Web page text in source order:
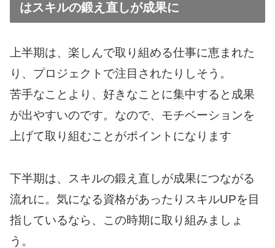
はスキルの鍛え直しが成果に
上半期は、楽しんで取り組める仕事に恵まれた
り、プロジェクトで注目されたりしそう。
苦手なことより、好きなことに集中すると成果
が出やすいのです。なので、モチベーションを
上げて取り組むことがポイントになります
下半期は、スキルの鍛え直しが成果につながる
流れに。気になる資格があったりスキルUPを目
指しているなら、この時期に取り組みましょ
う。